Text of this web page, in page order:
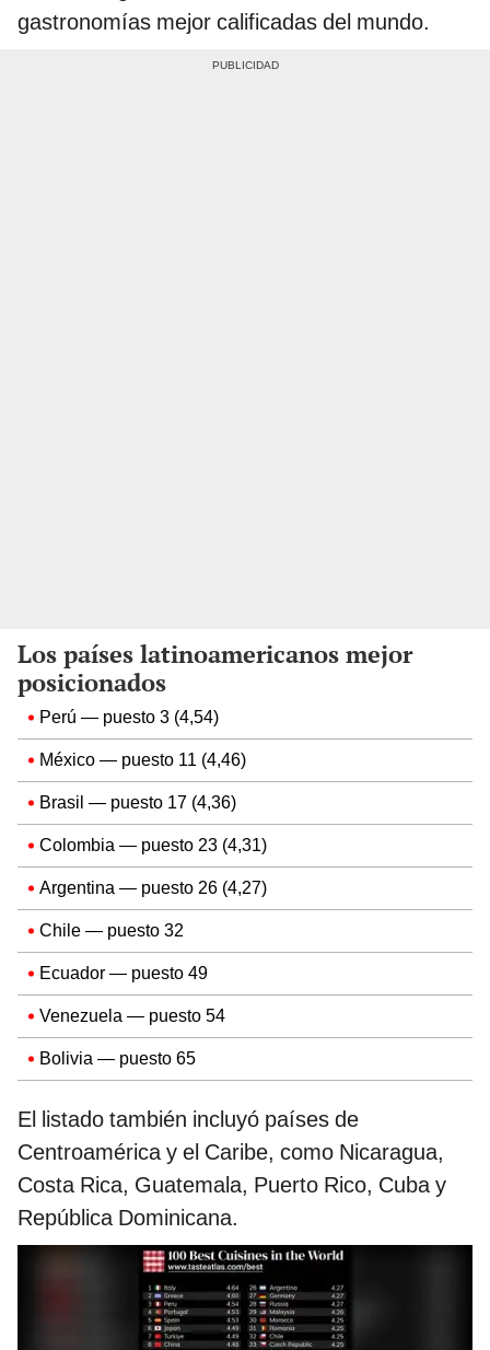
gastronomías mejor calificadas del mundo.
Los países latinoamericanos mejor
posicionados
Perú — puesto 3 (4,54)
México — puesto 11 (4,46)
Brasil — puesto 17 (4,36)
Colombia — puesto 23 (4,31)
Argentina — puesto 26 (4,27)
Chile — puesto 32
Ecuador — puesto 49
Venezuela — puesto 54
Bolivia — puesto 65
El listado también incluyó países de
Centroamérica y el Caribe, como Nicaragua,
Costa Rica, Guatemala, Puerto Rico, Cuba y
República Dominicana.